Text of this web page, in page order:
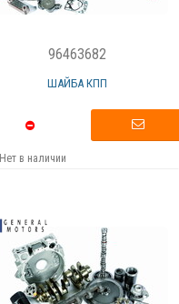
96463682
ШАЙБА КПП
Нет в наличии